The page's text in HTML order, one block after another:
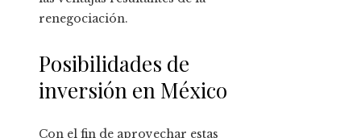
renegociación.
Posibilidades de
inversión en México
Con el fin de aprovechar estas